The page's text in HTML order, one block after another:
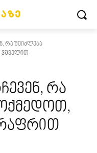
რა შეიძლება
ვშველით
რა